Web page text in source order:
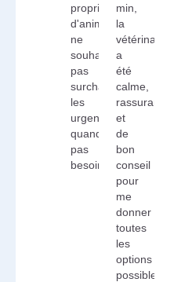
propriétaires
d'animaux
ne
souhaitant
pas
surcharger
les
urgences
quand
pas
besoin.
min,
la
vétérinaire
a
été
calme,
rassurante
et
de
bon
conseil
pour
me
donner
toutes
les
options
possibles